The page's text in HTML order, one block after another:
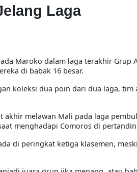
Laga
Maroko dalam laga terakhir Grup
di babak 16 besar.
koleksi dua poin dari dua laga,
akhir melawan Mali pada laga
menghadapi Comoros di
di peringkat ketiga klasemen,